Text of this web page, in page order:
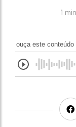
1
ouça este conteúdo